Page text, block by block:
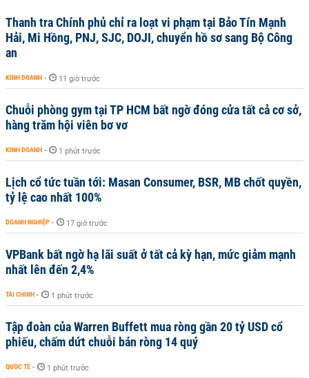
Thanh tra Chính phủ chỉ ra loạt vi phạm tại Bảo Tín Mạnh
Hải, Mi Hồng, PNJ, SJC, DOJI, chuyển hồ sơ sang Bộ Công
an
KINH DOANH - 11 giờ trước
Chuỗi phòng gym tại TP HCM bất ngờ đóng cửa tất cả cơ sở,
hàng trăm hội viên bơ vơ
KINH DOANH - 1 phút trước
Lịch cổ tức tuần tới: Masan Consumer, BSR, MB chốt quyền,
tỷ lệ cao nhất 100%
DOANH NGHIỆP - 17 giờ trước
VPBank bất ngờ hạ lãi suất ở tất cả kỳ hạn, mức giảm mạnh
nhất lên đến 2,4%
TÀI CHÍNH - 1 phút trước
Tập đoàn của Warren Buffett mua ròng gần 20 tỷ USD cổ
phiếu, chấm dứt chuỗi bán ròng 14 quý
QUỐC TẾ - 1 phút trước